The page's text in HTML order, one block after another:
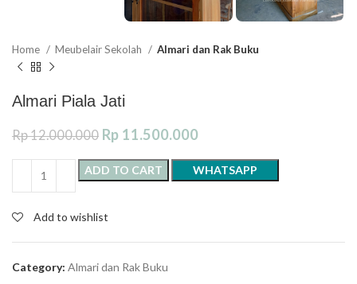
Home Meubelair Sekolah Almari dan Rak Buku
Almari Piala Jati
Rp12.000.000 Rp 11.500.000
ADD TO CART WHATSAPP
Add to wishlist
Category: Almari dan Rak Buku